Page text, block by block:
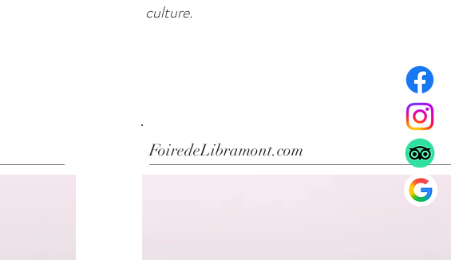
culture.
FoiredeLibramont.com